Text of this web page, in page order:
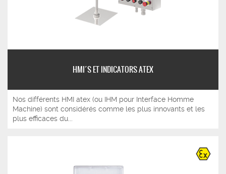
HMI´S ET INDICATORS ATEX
Nos différents HMI atex (ou IHM pour Interface Homme
Machine) sont considérés comme les plus innovants et les
plus efficaces du...